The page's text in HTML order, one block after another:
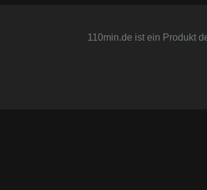
110min.de ist ein Produkt